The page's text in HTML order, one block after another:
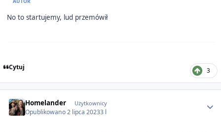
No to startujemy, lud przemówił
Cytuj 3
Homelander Użytkownicy
Opublikowano2 lipca 20233 l